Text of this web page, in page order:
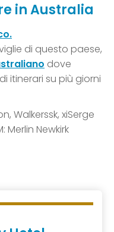
in Australia
di questo paese,
dove
itinerari su più giorni
Walkerssk, xiSerge
Merlin Newkirk